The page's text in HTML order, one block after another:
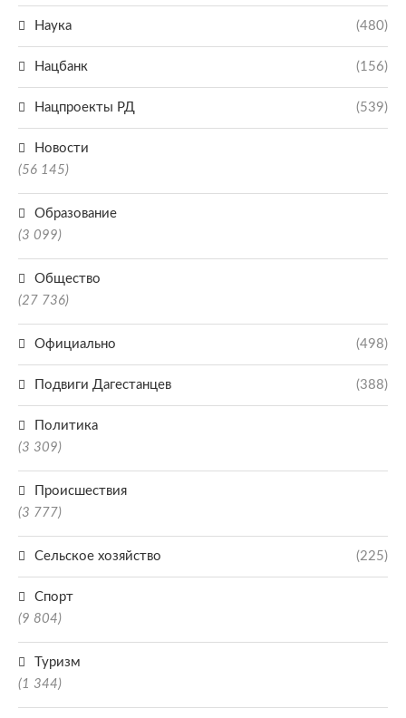
Наука (480)
Нацбанк (156)
Нацпроекты РД (539)
Новости
(56 145)
Образование
(3 099)
Общество
(27 736)
Официально (498)
Подвиги Дагестанцев (388)
Политика
(3 309)
Происшествия
(3 777)
Сельское хозяйство (225)
Спорт
(9 804)
Туризм
(1 344)